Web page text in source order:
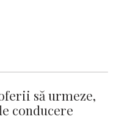
să urmeze,
conducere